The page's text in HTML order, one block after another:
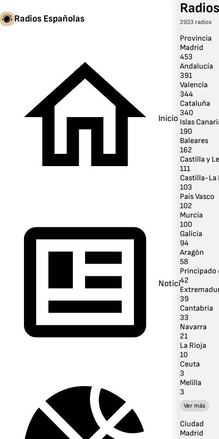
Radios Españolas
Inicio
Noticias
2933 radios
Provincia
Madrid
453
Andalucía
391
Valencia
344
Cataluña
340
Islas
190
Baleares
162
Castilla y
111
Castilla-La
103
País Vasco
102
Murcia
100
Galicia
94
Aragón
58
Principado
42
39
Cantabria
33
Navarra
21
La Rioja
10
Ceuta
3
Melilla
3
Ver más
Ciudad
Madrid